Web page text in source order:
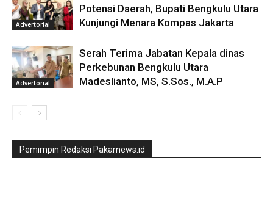
Advertorial
Potensi Daerah, Bupati Bengkulu Utara
Kunjungi Menara Kompas Jakarta
Advertorial
Serah Terima Jabatan Kepala dinas
Perkebunan Bengkulu Utara
Madeslianto, MS, S.Sos., M.A.P
Pemimpin Redaksi Pakarnews.id